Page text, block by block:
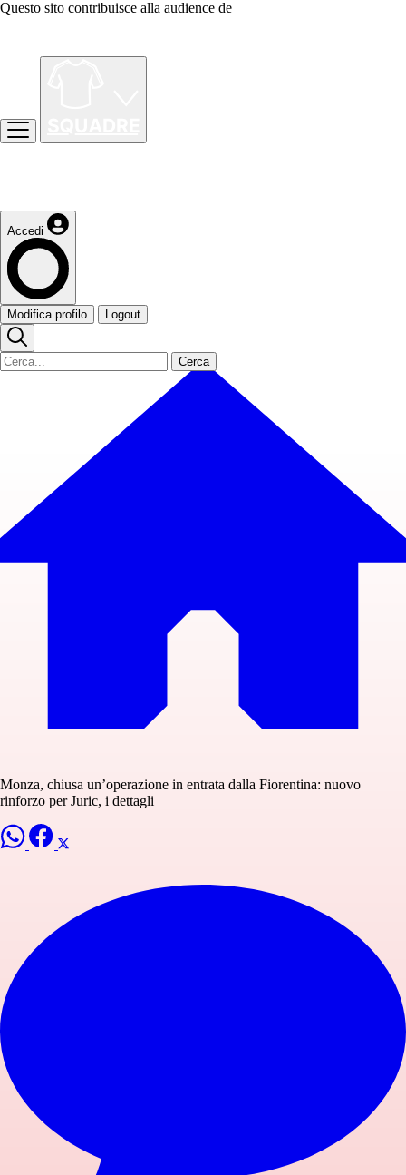
Questo sito contribuisce alla audience de
Accedi
Modifica profilo Logout
Cerca
Monza, chiusa un’operazione in entrata dalla Fiorentina: nuovo
rinforzo per Juric, i dettagli